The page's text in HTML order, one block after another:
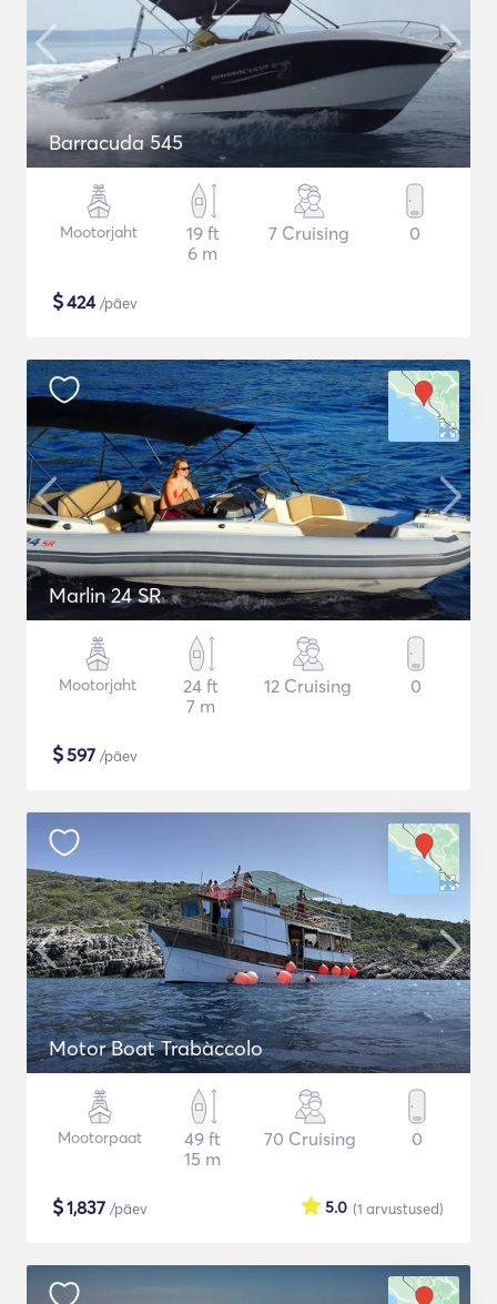
Barracuda 545
Mootorjaht
19 ft
6 m
7 Cruising 0
$424/päev
Marlin 24 SR
Mootorjaht
24 ft
7 m
12 Cruising 0
$597 /päev
Motor Boat Trabàccolo
Mootorpaat
49 ft
15 m
70 Cruising 0
$1,837 /päev (1 arvustused)
5.0